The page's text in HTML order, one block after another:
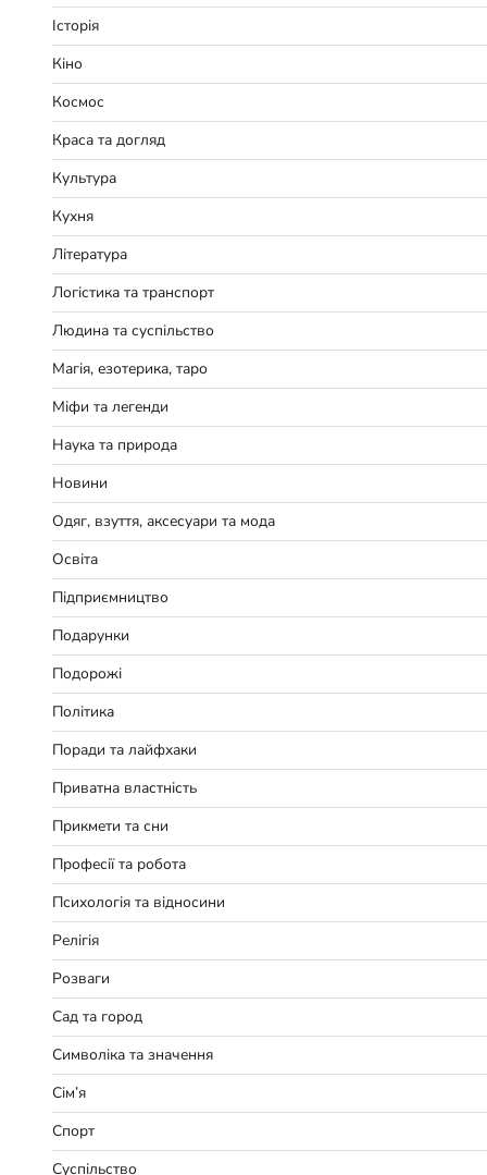
Історія
Кіно
Космос
Краса та догляд
Культура
Кухня
Література
Логістика та транспорт
Людина та суспільство
Магія, езотерика, таро
Міфи та легенди
Наука та природа
Новини
Одяг, взуття, аксесуари та мода
Освіта
Підприємництво
Подарунки
Подорожі
Політика
Поради та лайфхаки
Приватна властність
Прикмети та сни
Професії та робота
Психологія та відносини
Релігія
Розваги
Сад та город
Символіка та значення
Сім’я
Спорт
Суспільство